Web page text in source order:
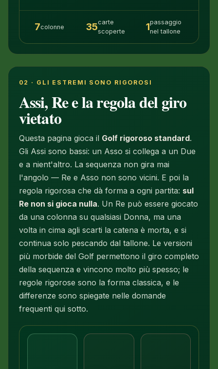
7colonne 35carte
scoperte
1passaggio
nel tallone
02 · GLI ESTREMI SONO RIGOROSI
Assi, Re e la regola del giro
vietato
Questa pagina gioca il Golf rigoroso standard.
Gli Assi sono bassi: un Asso si collega a un Due
e a nient'altro. La sequenza non gira mai
l'angolo — Re e Asso non sono vicini. E poi la
regola rigorosa che dà forma a ogni partita: sul
Re non si gioca nulla. Un Re può essere giocato
da una colonna su qualsiasi Donna, ma una
volta in cima agli scarti la catena è morta, e si
continua solo pescando dal tallone. Le versioni
più morbide del Golf permettono il giro completo
della sequenza e vincono molto più spesso; le
regole rigorose sono la forma classica, e le
differenze sono spiegate nelle domande
frequenti qui sotto.